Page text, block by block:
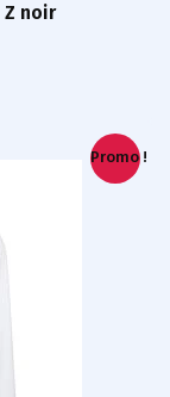
Z noir
Promo !